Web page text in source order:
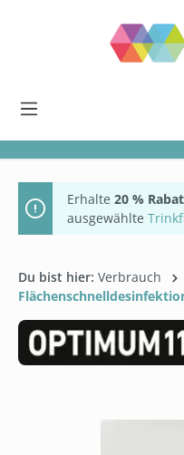
Erhalte 20 %
ausgewählte
Du bist hier: Verbrauch